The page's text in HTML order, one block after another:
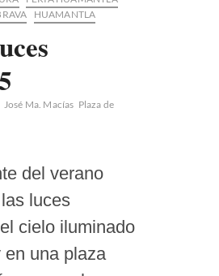
HUAMANTLA
José Ma. Macías Plaza de
del verano
luces
cielo iluminado
en una plaza